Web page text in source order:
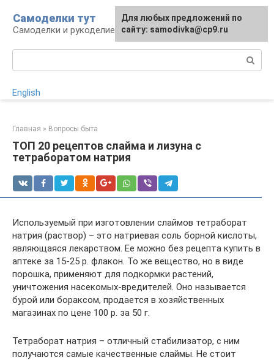
контенту
Самоделки тут
Самоделки и рукоделие для дома и участка
English
Главная » Вопросы быта
ТОП 20 рецептов слайма и лизуна с
тетраборатом натрия
Используемый при изготовлении слаймов тетраборат
натрия (раствор) – это натриевая соль борной кислоты,
являющаяся лекарством. Ее можно без рецепта купить в
аптеке за 15-25 р. флакон. То же вещество, но в виде
порошка, применяют для подкормки растений,
уничтожения насекомых-вредителей. Оно называется
бурой или бораксом, продается в хозяйственных
магазинах по цене 100 р. за 50 г.
Тетраборат натрия – отличный стабилизатор, с ним
получаются самые качественные слаймы. Не стоит
Для любых предложений по
сайту: samodivka@cp9.ru